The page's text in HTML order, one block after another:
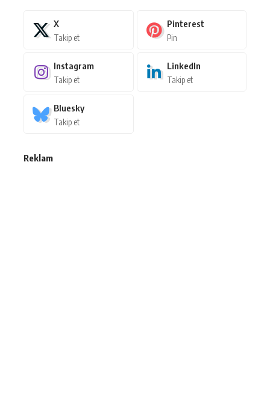
X
Takip et
Pinterest
Pin
Instagram
Takip et
LinkedIn
Takip et
Bluesky
Takip et
Reklam